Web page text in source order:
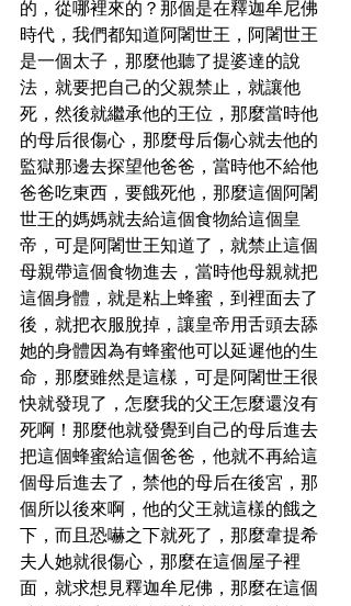
的，從哪裡來的？那個是在釋迦牟尼佛
時代，我們都知道阿闍世王，阿闍世王
是一個太子，那麼他聽了提婆達的說
法，就要把自己的父親禁止，就讓他
死，然後就繼承他的王位，那麼當時他
的母后很傷心，那麼母后傷心就去他的
監獄那邊去探望他爸爸，當時他不給他
爸爸吃東西，要餓死他，那麼這個阿闍
世王的媽媽就去給這個食物給這個皇
帝，可是阿闍世王知道了，就禁止這個
母親帶這個食物進去，當時他母親就把
這個身體，就是粘上蜂蜜，到裡面去了
後，就把衣服脫掉，讓皇帝用舌頭去舔
她的身體因為有蜂蜜他可以延遲他的生
命，那麼雖然是這樣，可是阿闍世王很
快就發現了，怎麼我的父王怎麼還沒有
死啊！那麼他就發覺到自己的母后進去
把這個蜂蜜給這個爸爸，他就不再給這
個母后進去了，禁他的母后在後宮，那
個所以後來啊，他的父王就這樣的餓之
下，而且恐嚇之下就死了，那麼韋提希
夫人她就很傷心，那麼在這個屋子裡
面，就求想見釋迦牟尼佛，那麼在這個